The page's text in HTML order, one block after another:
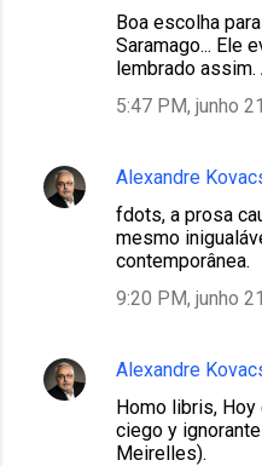
Boa escolha
Saramago... Ele
lembrado
5:47 PM, junho
Alexandre
fdots, a prosa
mesmo
contemporânea.
9:20 PM, junho
Alexandre
Homo libris, Hoy
ciego y
Meirelles).